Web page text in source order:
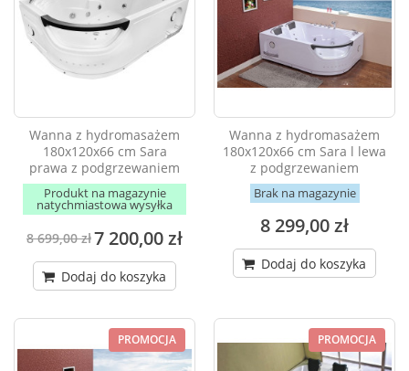
Wanna z hydromasażem
180x120x66 cm Sara
prawa z podgrzewaniem
Produkt na magazynie
natychmiastowa wysyłka
8 699,00 zł7 200,00 zł
Dodaj do koszyka
Wanna z hydromasażem
180x120x66 cm Sara l lewa
z podgrzewaniem
Brak na magazynie
8 299,00 zł
Dodaj do koszyka
PROMOCJA PROMOCJA